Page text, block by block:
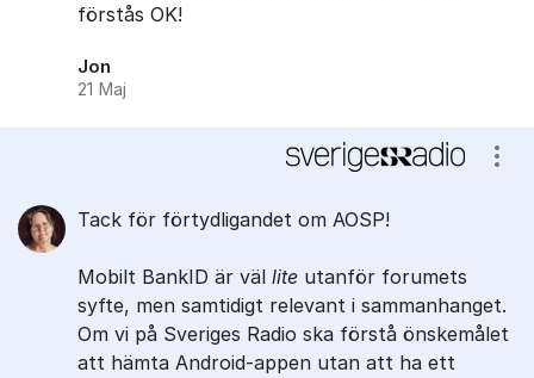
förstås OK!
Jon
21 Maj
Tack för förtydligandet om AOSP!
Mobilt BankID är väl lite utanför forumets
syfte, men samtidigt relevant i sammanhanget.
Om vi på Sveriges Radio ska förstå önskemålet
att hämta Android-appen utan att ha ett